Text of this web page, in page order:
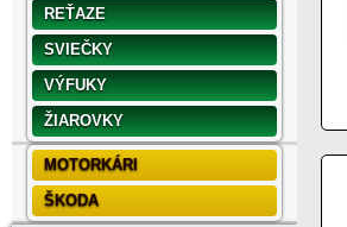
REŤAZE
SVIEČKY
VÝFUKY
ŽIAROVKY
MOTORKÁRI
ŠKODA